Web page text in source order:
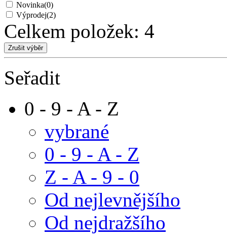
Novinka(0)
Výprodej(2)
Celkem položek: 4
Seřadit
0 - 9 - A - Z
vybrané
0 - 9 - A - Z
Z - A - 9 - 0
Od nejlevnějšího
Od nejdražšího